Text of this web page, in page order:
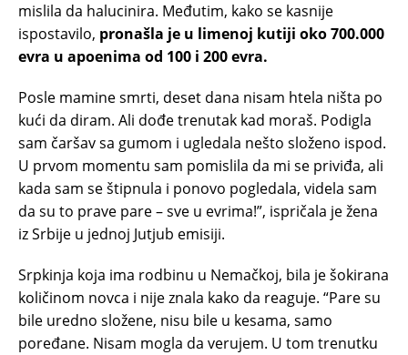
mislila da halucinira. Međutim, kako se kasnije
ispostavilo, pronašla je u limenoj kutiji oko 700.000
evra u apoenima od 100 i 200 evra.
Posle mamine smrti, deset dana nisam htela ništa po
kući da diram. Ali dođe trenutak kad moraš. Podigla
sam čaršav sa gumom i ugledala nešto složeno ispod.
U prvom momentu sam pomislila da mi se priviđa, ali
kada sam se štipnula i ponovo pogledala, videla sam
da su to prave pare – sve u evrima!”, ispričala je žena
iz Srbije u jednoj Jutjub emisiji.
Srpkinja koja ima rodbinu u Nemačkoj, bila je šokirana
količinom novca i nije znala kako da reaguje. “Pare su
bile uredno složene, nisu bile u kesama, samo
poređane. Nisam mogla da verujem. U tom trenutku